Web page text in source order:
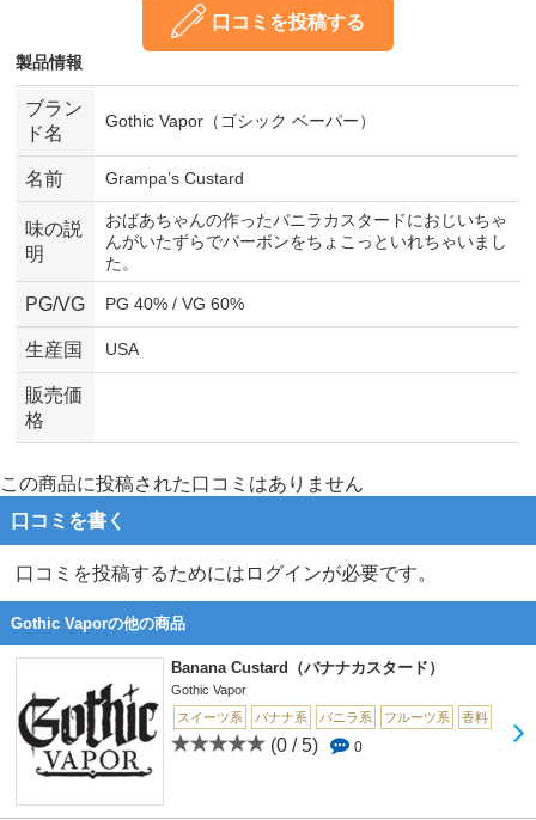
口コミを投稿する
製品情報
ブラン
ド名
Gothic Vapor（ゴシック ベーパー）
名前 Grampa’s Custard
味の説
明
おばあちゃんの作ったバニラカスタードにおじいちゃ
んがいたずらでバーボンをちょこっといれちゃいまし
た。
PG/VG PG 40% / VG 60%
生産国 USA
販売価
格
この商品に投稿された口コミはありません
口コミを書く
口コミを投稿するためにはログインが必要です。
Gothic Vaporの他の商品
Banana Custard（バナナカスタード）
Gothic Vapor
スイーツ系
バナナ系 バニラ系 フルーツ系 香料
(0 / 5) 0